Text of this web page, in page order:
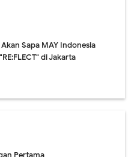
Sapa MAY Indonesia
di Jakarta
Pertama